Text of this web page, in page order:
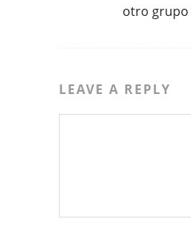
otro grupo
LEAVE A REPLY